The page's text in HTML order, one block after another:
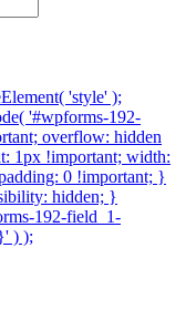
'style' );
'#wpforms-192-
overflow: hidden
1px !important; width:
0 !important; }
hidden; }
192-field_1-
) );